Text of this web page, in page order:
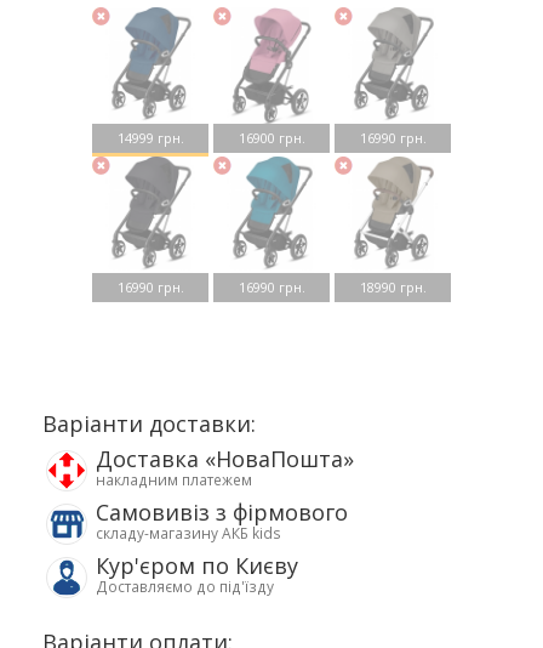
14999 грн. 16900 грн. 16990 грн.
16990 грн. 16990 грн. 18990 грн.
Варіанти доставки:
Доставка «НоваПошта»
накладним платежем
Самовивіз з фірмового
складу-магазину АКБ kids
Кур'єром по Києву
Доставляємо до під'їзду